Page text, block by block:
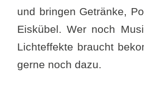
und bringen Getränke,
Eiskübel. Wer noch
Lichteffekte braucht
gerne noch dazu.